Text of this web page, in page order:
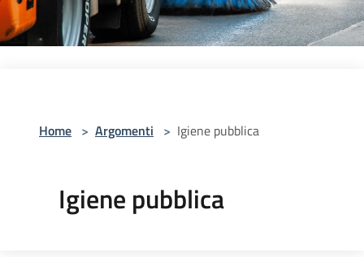
Home > Argomenti > Igiene pubblica
Igiene pubblica